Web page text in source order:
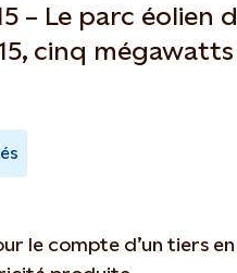
– Le parc éolien
cinq
le compte d’un tiers